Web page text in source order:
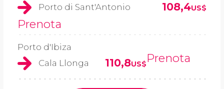
Porto di Sant'Antonio
108,4US$
Prenota
Porto d'Ibiza
Cala Llonga
110,8US$Prenota